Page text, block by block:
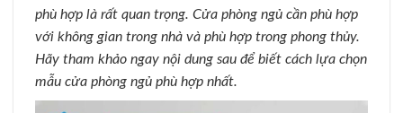
phù hợp là rất quan trọng. Cửa phòng ngủ cần phù hợp
với không gian trong nhà và phù hợp trong phong thủy.
Hãy tham khảo ngay nội dung sau để biết cách lựa chọn
mẫu cửa phòng ngủ phù hợp nhất.